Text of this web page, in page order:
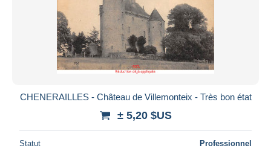
CHENERAILLES - Château de Villemonteix - Très bon état
± 5,20 $US
Statut Professionnel